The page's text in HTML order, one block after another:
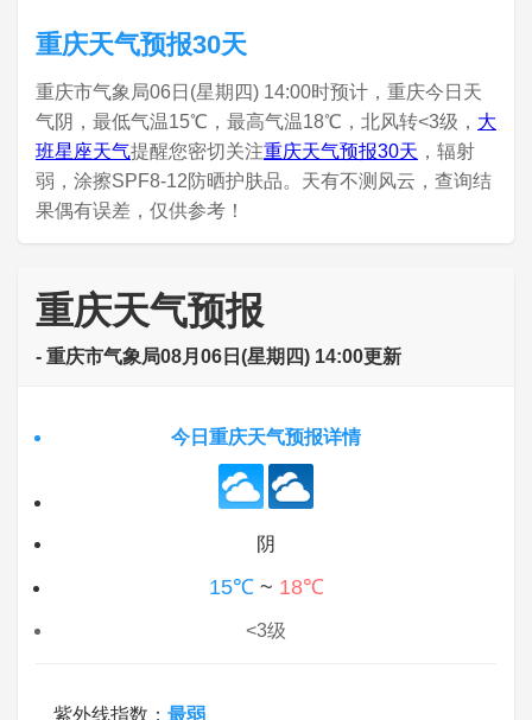
重庆天气预报30天
重庆市气象局06日(星期四) 14:00时预计，重庆今日天
气阴，最低气温15℃，最高气温18℃，北风转<3级， 大
班星座天气提醒您密切关注重庆天气预报30天 ，辐射
弱，涂擦SPF8-12防晒护肤品。天有不测风云，查询结
果偶有误差，仅供参考！
重庆天气预报
- 重庆市气象局08月06日(星期四) 14:00更新
今日重庆天气预报详情
阴
15℃~ 18℃
<3级
紫外线指数： 最弱